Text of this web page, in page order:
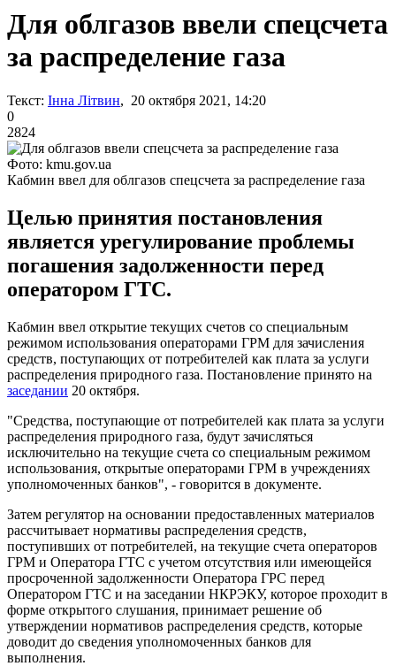
Для облгазов ввели спецсчета
за распределение газа
Текст: Інна Літвин, 20 октября 2021, 14:20
0
2824
Фото: kmu.gov.ua
Кабмин ввел для облгазов спецсчета за распределение газа
Целью принятия постановления
является урегулирование проблемы
погашения задолженности перед
оператором ГТС.
Кабмин ввел открытие текущих счетов со специальным
режимом использования операторами ГРМ для зачисления
средств, поступающих от потребителей как плата за услуги
распределения природного газа. Постановление принято на
заседании 20 октября.
"Средства, поступающие от потребителей как плата за услуги
распределения природного газа, будут зачисляться
исключительно на текущие счета со специальным режимом
использования, открытые операторами ГРМ в учреждениях
уполномоченных банков", - говорится в документе.
Затем регулятор на основании предоставленных материалов
рассчитывает нормативы распределения средств,
поступивших от потребителей, на текущие счета операторов
ГРМ и Оператора ГТС с учетом отсутствия или имеющейся
просроченной задолженности Оператора ГРС перед
Оператором ГТС и на заседании НКРЭКУ, которое проходит в
форме открытого слушания, принимает решение об
утверждении нормативов распределения средств, которые
доводит до сведения уполномоченных банков для
выполнения.